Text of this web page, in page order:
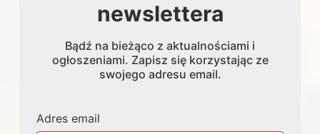
newslettera
Bądź na bieżąco z aktualnościami i
ogłoszeniami. Zapisz się korzystając ze
swojego adresu email.
Adres email